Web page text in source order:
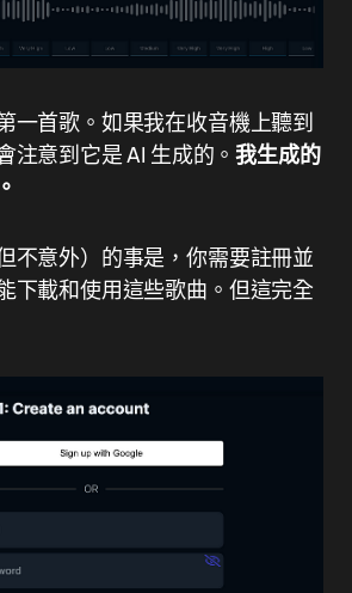
一首歌。如果我在收音機上聽到
注意到它是 AI 生成的。我生成的
不意外）的事是，你需要註冊並
下載和使用這些歌曲。但這完全